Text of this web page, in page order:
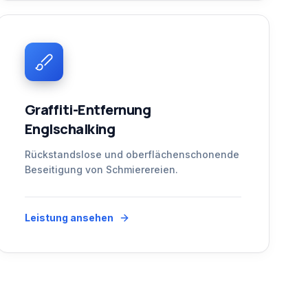
Graffiti-Entfernung
Englschalking
Rückstandslose und oberflächenschonende
Beseitigung von Schmierereien.
Leistung ansehen